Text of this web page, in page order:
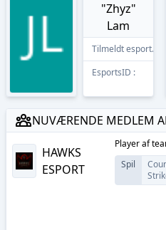
"Zhyz"
Lam
Tilmeldt esport.dk
EsportsID :
NUVÆRENDE MEDLEM
HAWKS
ESPORT
Playeraf
Spil